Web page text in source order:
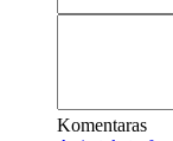
Komentaras